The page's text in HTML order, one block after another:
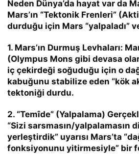
Neden Dünya’da hayat var da
Mars’ın “Tektonik Frenleri”
durduğu için Mars “yalpaladı”
1. Mars’ın Durmuş Levhaları:
(Olympus Mons gibi devasa
iç çekirdeği soğuduğu için o
kabuğunu stabilize eden “kök
tektoniği durdu.
2. “Temîde” (Yalpalama)
“Sizi sarsmasın/yalpalamasın
yerleştirdik” uyarısı Mars’ta
fonksiyonunu yitirmesiyle” bir